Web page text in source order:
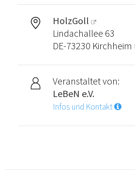
HolzGoll
Lindachallee 63
DE-73230
Veranstaltet von:
LeBeN e.V.
Infos und Kontakt